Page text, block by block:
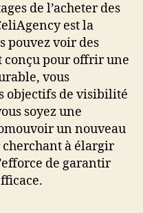
de l’acheter des
est la
pouvez voir des
conçu pour offrir une
vous
objectifs de visibilité
soyez une
un nouveau
à élargir
de garantir